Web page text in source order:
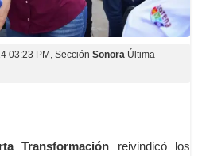
03:23 PM , Sección Sonora Última
Transformación reivindicó los